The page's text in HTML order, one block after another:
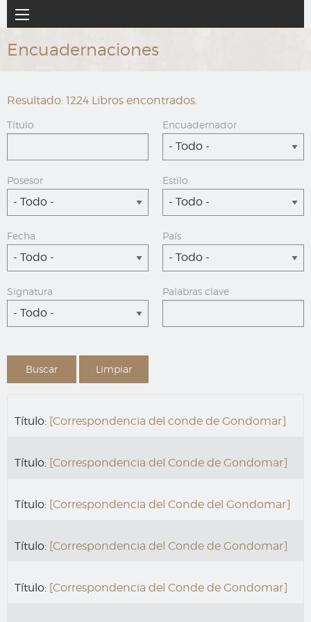
al
contenido
principal
Navegación
principal
Encuadernaciones
Resultado: 1224 Libros encontrados.
Título Encuadernador
- Todo -
Posesor
- Todo -
Estilo
- Todo -
Fecha
- Todo -
País
- Todo -
Signatura
- Todo -
Palabras clave
Título: [Correspondencia del conde de Gondomar]
Título: [Correspondencia del Conde de Gondomar]
Título: [Correspondencia del Conde del Gondomar]
Título: [Correspondencia del Conde de Gondomar]
Título: [Correspondencia del Conde de Gondomar]